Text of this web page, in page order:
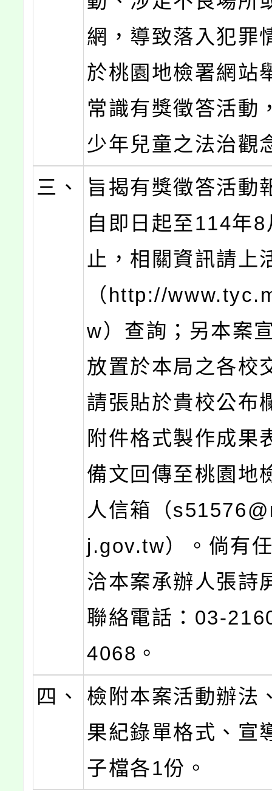
網，導致落入犯罪
於桃園地檢署網站
常識有獎徵答活動
少年兒童之法治觀
三、
旨揭有獎徵答活動
自即日起至114年
止，相關資訊請上
（http://
w）查詢；另本案
放置於本局之各校
請張貼於貴校公布
附件格式製作成果
備文回傳至桃園地
人信箱（
j.gov.tw）。倘有
洽本案承辦人張詩
聯絡電話：03-
4068。
四、
檢附本案活動辦法
果紀錄單格式、宣
子檔各1份。